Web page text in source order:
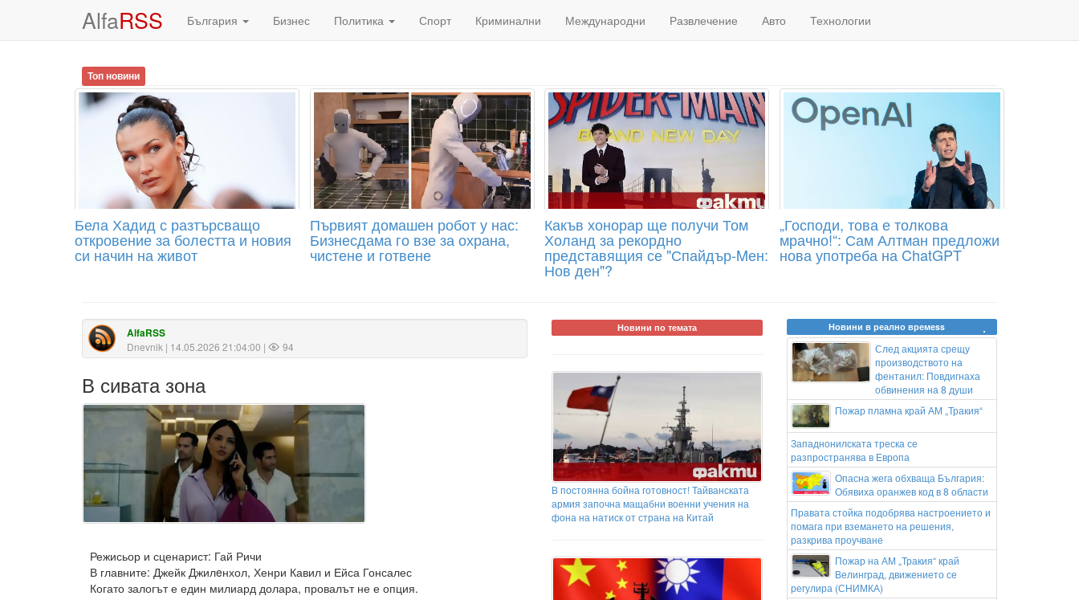
AlfaRSS България Бизнес Политика Спорт Криминални Международни Развлечение Авто Технологии
Топ новини
Бела Хадид с разтърсващо
откровение за болестта и новия
си начин на живот
Първият домашен робот у нас:
Бизнесдама го взе за охрана,
чистене и готвене
Какъв хонорар ще получи Том
Холанд за рекордно
представящия се "Спайдър-Mен:
Нов ден"?
„Господи, това е толкова
мрачно!“: Сам Алтман предложи
нова употреба на ChatGPT
AlfaRSS
Dnevnik | 14.05.2026 21:04:00 | 94
В сивата зона
Режисьор и сценарист: Гай Ричи
В главните: Джейк Джилeнхол, Хенри Кавил и Ейса Гонсалес
Когато залогът е един милиард долара, провалът не е опция.
Новини по темата
В постоянна бойна готовност! Тайванската
армия започна мащабни военни учения на
фона на натиск от страна на Китай
Новини в реално времеss
След акцията срещу
производството на
фентанил: Повдигнаха
обвинения на 8 души
Пожар пламна край АМ „Тракия“
Западнонилската треска се
разпространява в Европа
Опасна жега обхваща България:
Обявиха оранжев код в 8 области
Правата стойка подобрява настроението и
помага при вземането на решения,
разкрива проучване
Пожар на АМ „Тракия“ край
Велинград, движението се
регулира (СНИМКА)